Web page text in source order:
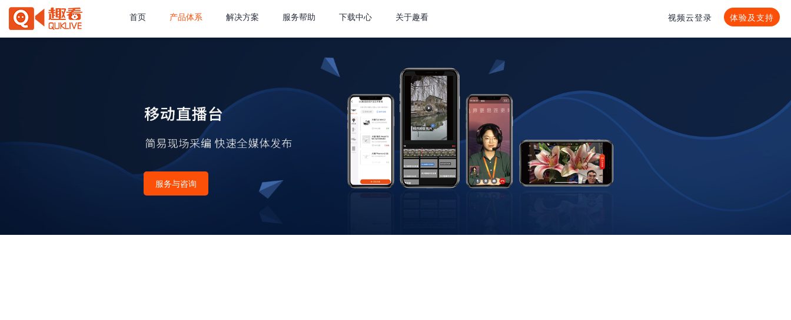
首页 产品体系 解决方案 服务帮助 下载中心 关于趣看 视频云登录 体验及支持
服务与咨询